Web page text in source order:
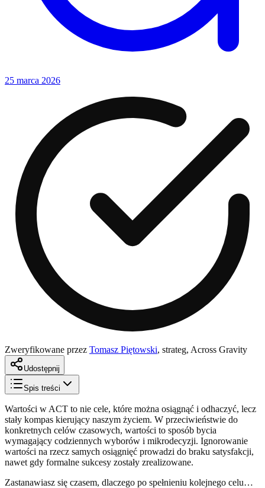
25 marca 2026
Zweryfikowane przez Tomasz Piętowski, strateg, Across Gravity
Udostępnij
Spis treści
Wartości w ACT to nie cele, które można osiągnąć i odhaczyć, lecz
stały kompas kierujący naszym życiem. W przeciwieństwie do
konkretnych celów czasowych, wartości to sposób bycia
wymagający codziennych wyborów i mikrodecyzji. Ignorowanie
wartości na rzecz samych osiągnięć prowadzi do braku satysfakcji,
nawet gdy formalne sukcesy zostały zrealizowane.
Zastanawiasz się czasem, dlaczego po spełnieniu kolejnego celu…